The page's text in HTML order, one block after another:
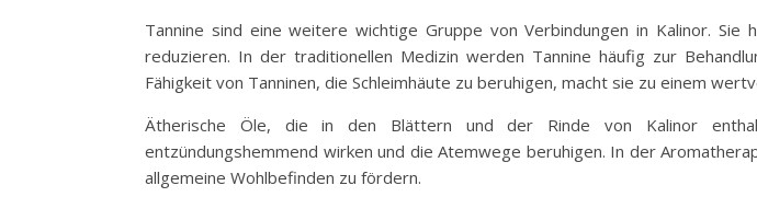
Tannine sind eine weitere wichtige Gruppe von Verbindungen in Kalinor. Sie
reduzieren. In der traditionellen Medizin werden Tannine häufig zur
Fähigkeit von Tanninen, die Schleimhäute zu beruhigen, macht sie zu einem
Ätherische Öle, die in den Blättern und der Rinde von Kalinor
entzündungshemmend wirken und die Atemwege beruhigen. In der
allgemeine Wohlbefinden zu fördern.